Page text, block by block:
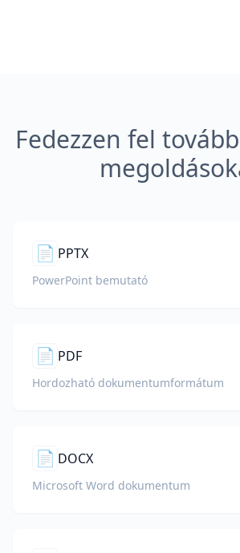
Fedezzen fel
📄 PPTX
PowerPoint bemutató
📄 PDF
Hordozható dokumentumformátum
📄 DOCX
Microsoft Word dokumentum